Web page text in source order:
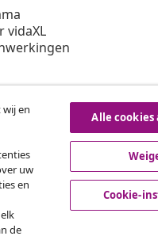
vidaXL
wij en
uw
en
de
Alle
Cookie-